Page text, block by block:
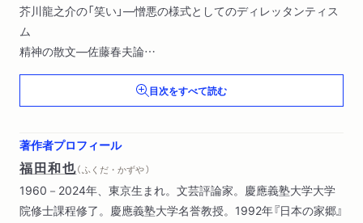
芥川龍之介の「笑い」―憎悪の様式としてのディレッタンティス
ム
精神の散文―佐藤春夫論
水無瀬の宮から―『蘆刈』を巡って・谷崎潤一郎論
斑鳩への急使―万葉集論
さすらいたまふ神々―生きている折口信夫
日本という問い
生活の露呈―河井寛次郎論
甘美な人生
目次をすべて読む
著作者プロフィール
福田和也（ ふくだ・かずや ）
1960－2024年、東京生まれ。文芸評論家。慶應義塾大学大学
院修士課程修了。慶應義塾大学名誉教授。1992年『日本の家郷』